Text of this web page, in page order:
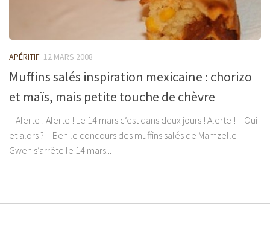
APÉRITIF 12 MARS 2008
Muffins salés inspiration mexicaine : chorizo
et maïs, mais petite touche de chèvre
– Alerte ! Alerte ! Le 14 mars c’est dans deux jours ! Alerte ! – Oui
et alors ? – Ben le concours des muffins salés de Mamzelle
Gwen s’arrête le 14 mars...